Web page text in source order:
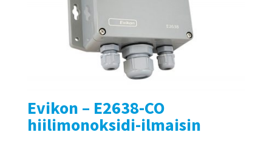
Evikon – E2638-CO
hiilimonoksidi-ilmaisin